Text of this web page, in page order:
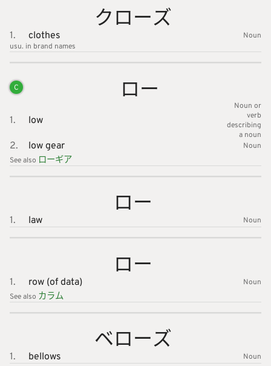
クローズ
1. clothes
Noun
usu. in brand names
C ロー
1. low
Noun or
verb
describing
a noun
2. low gear
Noun
See also ローギア
ロー
1. law Noun
ロー
1. row (of data)
Noun
See also カラム
ベローズ
1. bellows Noun